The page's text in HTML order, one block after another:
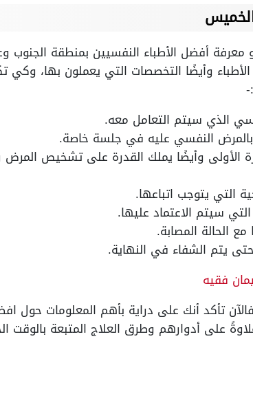
أفضل الأطباء النفسيين بمنطقة الجنوب
وأيضًا التخصصات التي يعملون بها، وكي
الذي سيتم التعامل معه.
النفسي عليه في جلسة خاصة.
الأولى وأيضًا يملك القدرة على تشخيص
التي يتوجب اتباعها.
سيتم الاعتماد عليها.
الحالة المصابة.
يتم الشفاء في النهاية.
فقيه
تأكد أنك على دراية بأهم المعلومات حول
على أدوارهم وطرق العلاج المتبعة بالوقت